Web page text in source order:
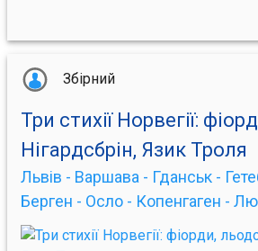
Збірний
Три стихії Норвегії:
Нігардсбрін, Язик Троля
Львів - Варшава - Гданськ -
Берген - Осло - Копенгаген -